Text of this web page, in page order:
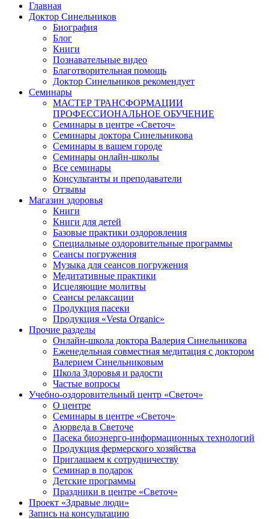
Главная
Доктор Синельников
Биография
Блог
Книги
Познавательные видео
Благотворительная помощь
Доктор Синельников рекомендует
Семинары
МАСТЕР ТРАНСФОРМАЦИИ
ПРОФЕССИОНАЛЬНОЕ ОБУЧЕНИЕ
Семинары в центре «Светоч»
Семинары доктора Синельникова
Семинары в вашем городе
Семинары онлайн-школы
Все семинары
Консультанты и преподаватели
Отзывы
Магазин здоровья
Книги
Книги для детей
Базовые практики оздоровления
Специальные оздоровительные программы
Сеансы погружения
Музыка для сеансов погружения
Медитативные практики
Исцеляющие молитвы
Сеансы релаксации
Продукция пасеки
Продукция «Vesta Organic»
Прочие разделы
Онлайн-школа доктора Валерия Синельникова
Еженедельная совместная медитация с доктором
Валерием Синельниковым
Школа Здоровья и радости
Частые вопросы
Учебно-оздоровительный центр «Светоч»
О центре
Семинары в центре «Светоч»
Аюрведа в Светоче
Пасека биоэнерго-информационных технологий
Продукция фермерского хозяйства
Приглашаем к сотрудничеству
Семинар в подарок
Детские программы
Праздники в центре «Светоч»
Проект «Здравые люди»
Запись на консультацию